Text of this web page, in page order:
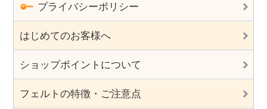
プライバシーポリシー
はじめてのお客様へ
ショップポイントについて
フェルトの特徴・ご注意点